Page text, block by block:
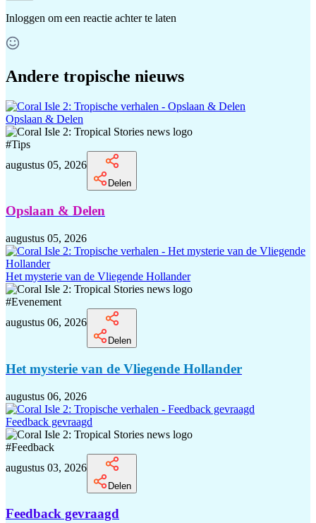
Inloggen om een reactie achter te laten
Andere tropische nieuws
Opslaan & Delen
#Tips
augustus 05, 2026
Delen
Opslaan & Delen
augustus 05, 2026
Het mysterie van de Vliegende Hollander
#Evenement
augustus 06, 2026
Delen
Het mysterie van de Vliegende Hollander
augustus 06, 2026
Feedback gevraagd
#Feedback
augustus 03, 2026
Delen
Feedback gevraagd